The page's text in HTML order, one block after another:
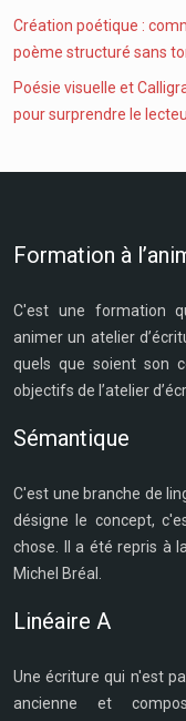
Création poétique :
poème structuré sans
Poésie visuelle et
pour surprendre le
Formation à
C'est une formation
animer un atelier
quels que soient son
objectifs de l’atelier
Sémantique
C'est une branche de
désigne le concept,
chose. Il a été repris à
Michel Bréal.
Linéaire A
Une écriture qui n'est
ancienne et